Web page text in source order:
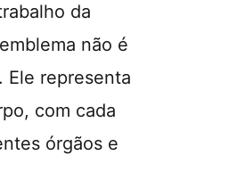
da
não é
Ele representa
com cada
órgãos e